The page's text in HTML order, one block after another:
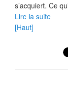
s’acquiert. Ce
Lire la suite
[Haut]